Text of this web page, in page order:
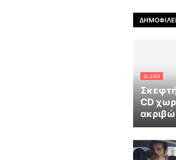
SLIDER
CD